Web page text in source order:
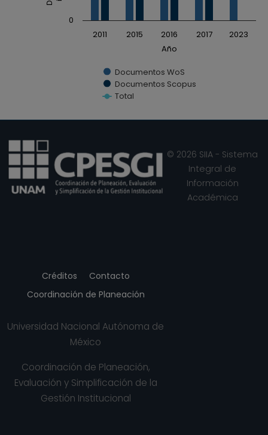
Año
Documentos WoS
Documentos Scopus
Total
2011 2015 2016 2017 2023
0
End of interactive chart.
Créditos
Contacto
Coordinación de Planeación
Universidad Nacional Autónoma de
México
Coordinación de Planeación,
Evaluación y Simplificación de la
Gestión Institucional
© 2026 SIIA - Sistema
Integral de
Información
Académica